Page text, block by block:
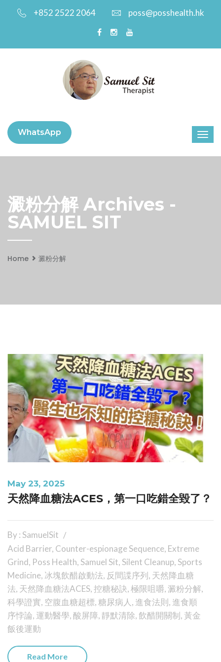
+852 2522 2064 poss@posshealth.hk
WhatsApp
澱粉分解 Archives -
SAMUEL SIT
Home 澱粉分解
May 23, 2025
天然降血糖法ACES，第一口吃錯全毀了？
By : SamuelSit
Acid Barrier, Counter-espionage Sequence, Extreme
Grind, Poss Health, Samuel Sit, Silent Cleanup, Sports
Medicine, 冰塊飲醋啟動法, 反間諜序列, 天然降血糖
法, 天然降血糖法ACES,控糖秘訣,極限咀嚼, 澱粉分解,
科學證實, 空腹血糖超標,糖尿病人, 進食法則, 進食順
序悖論, 運動醫學,酸屏障,靜默清除,飲醋開關制, 黃金
飯後運動
Read More